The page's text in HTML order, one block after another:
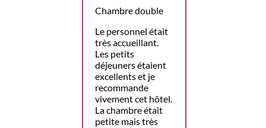
Chambre double
Le personnel était
très accueillant.
Les petits
déjeuners étaient
excellents et je
recommande
vivement cet hôtel.
La chambre était
petite mais très